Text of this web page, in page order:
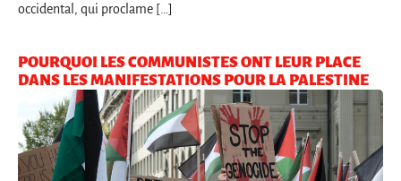
occidental, qui proclame […]
POURQUOI LES COMMUNISTES ONT LEUR PLACE
DANS LES MANIFESTATIONS POUR LA PALESTINE